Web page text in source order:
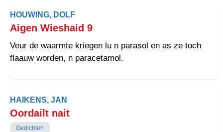
HOUWING, DOLF
Aigen Wieshaid 9
Veur de waarmte kriegen lu n parasol en as ze toch
flaauw worden, n paracetamol.
HAIKENS, JAN
Oordailt nait
Gedichten